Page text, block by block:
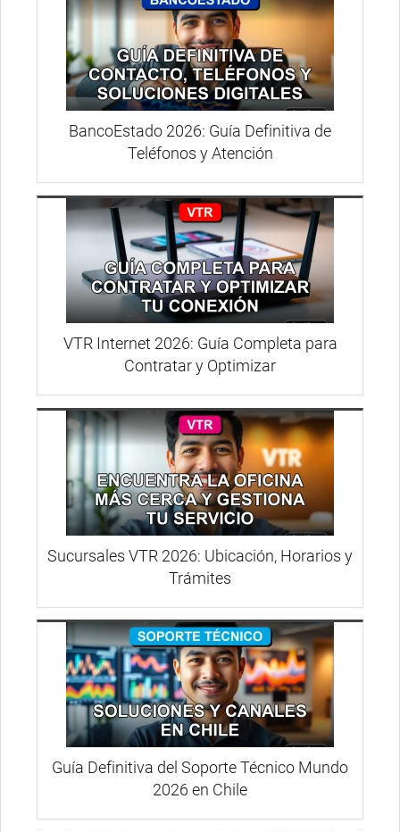
BancoEstado 2026: Guía Definitiva de
Teléfonos y Atención
VTR Internet 2026: Guía Completa para
Contratar y Optimizar
Sucursales VTR 2026: Ubicación, Horarios y
Trámites
Guía Definitiva del Soporte Técnico Mundo
2026 en Chile